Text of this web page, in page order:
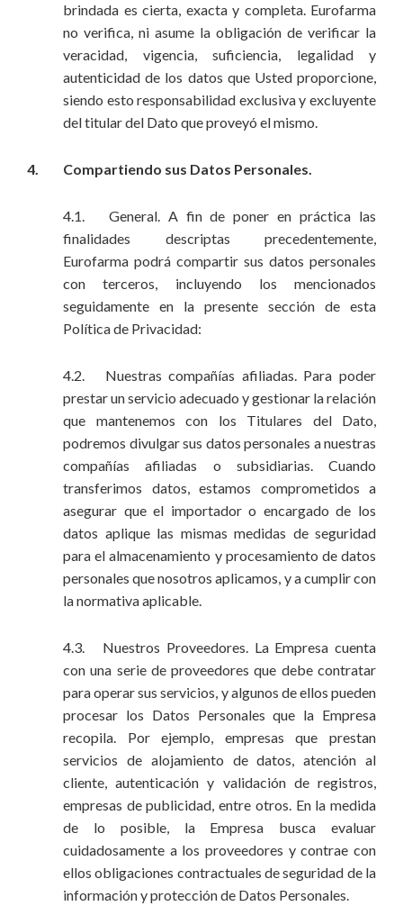
brindada es cierta, exacta y completa. Eurofarma
no verifica, ni asume la obligación de verificar la
veracidad, vigencia, suficiencia, legalidad y
autenticidad de los datos que Usted proporcione,
siendo esto responsabilidad exclusiva y excluyente
del titular del Dato que proveyó el mismo.
4. Compartiendo sus Datos Personales.
4.1. General. A fin de poner en práctica las
finalidades descriptas precedentemente,
Eurofarma podrá compartir sus datos personales
con terceros, incluyendo los mencionados
seguidamente en la presente sección de esta
Política de Privacidad:
4.2. Nuestras compañías afiliadas. Para poder
prestar un servicio adecuado y gestionar la relación
que mantenemos con los Titulares del Dato,
podremos divulgar sus datos personales a nuestras
compañías afiliadas o subsidiarias. Cuando
transferimos datos, estamos comprometidos a
asegurar que el importador o encargado de los
datos aplique las mismas medidas de seguridad
para el almacenamiento y procesamiento de datos
personales que nosotros aplicamos, y a cumplir con
la normativa aplicable.
4.3. Nuestros Proveedores. La Empresa cuenta
con una serie de proveedores que debe contratar
para operar sus servicios, y algunos de ellos pueden
procesar los Datos Personales que la Empresa
recopila. Por ejemplo, empresas que prestan
servicios de alojamiento de datos, atención al
cliente, autenticación y validación de registros,
empresas de publicidad, entre otros. En la medida
de lo posible, la Empresa busca evaluar
cuidadosamente a los proveedores y contrae con
ellos obligaciones contractuales de seguridad de la
información y protección de Datos Personales.